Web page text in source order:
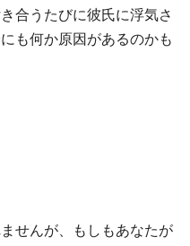
合うたびに彼氏に浮気さ
も何か原因があるのかも
せんが、もしもあなたが